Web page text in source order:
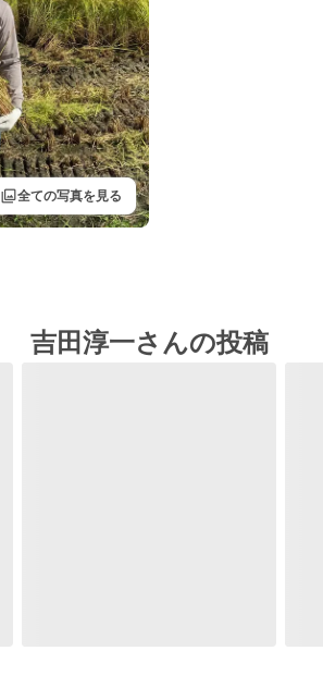
filter全ての写真を見る
吉田淳一さんの投稿